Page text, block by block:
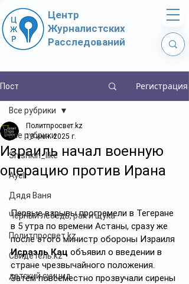
Центр
Журналистских
Расследований
Пост Регистрация
Все рубрики
Shishkin_like
Ayel
Дядя Ваня
Чёрный лебедь, рак и щука
Политпросвет.kz
Свидетель.kz
детский суицид
Все рубрики
Израиль начал военную
операцию против Ирана
Политпросвет.kz
13 июн. 2025 г.
Первые взрывы прогремели в Тегеране
в 5 утра по времени Астаны, сразу же
после этого министр обороны Израиля
Исраэль Кац объявил о введении в
стране чрезвычайного положения.
Затем повсеместно прозвучали сирены